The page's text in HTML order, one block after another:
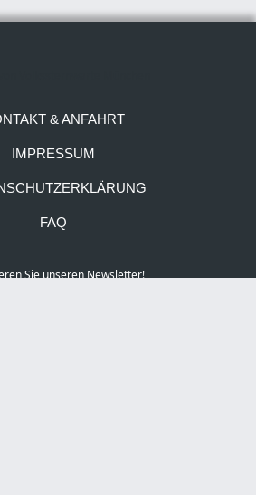
& ANFAHRT
IMPRESSUM
FAQ
Sie unseren Newsletter!